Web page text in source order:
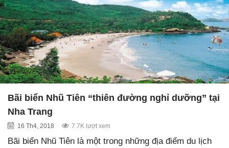
Bãi biển Nhũ Tiên “thiên đường nghỉ dưỡng” tại
Nha Trang
16 Th4, 2018 7.7K lượt xem
Bãi biển Nhũ Tiên là một trong những địa điểm du lịch